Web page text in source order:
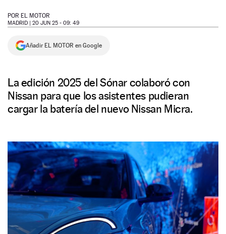
NEWSLETTER
SÍGUENOS
POR EL MOTOR
MADRID | 20 JUN 25 - 09: 49
Añadir EL MOTOR en Google
La edición 2025 del Sónar colaboró con
Nissan para que los asistentes pudieran
cargar la batería del nuevo Nissan Micra.